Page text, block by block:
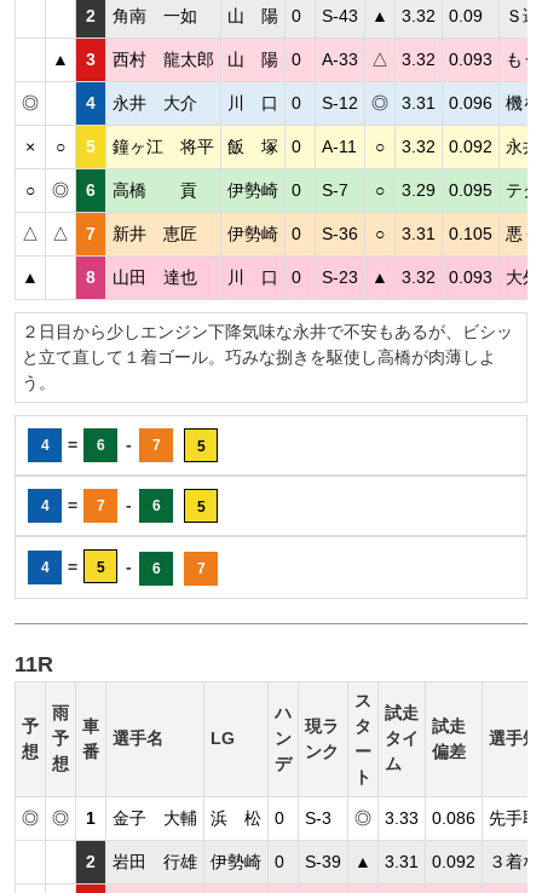
2 角南 一如 山 陽 0 S-43 ▲ 3.32 0.09 Ｓ
▲ 3 西村 龍太郎 山 陽 0 A-33 △ 3.32 0.093 も
◎ 4 永井 大介 川 口 0 S-12 ◎ 3.31 0.096 機
× ○ 5 鐘ヶ江 将平 飯 塚 0 A-11 ○ 3.32 0.092 永
○ ◎ 6 高橋 貢 伊勢崎 0 S-7 ○ 3.29 0.095 テ
△ △ 7 新井 恵匠 伊勢崎 0 S-36 ○ 3.31 0.105 悪
▲ 8 山田 達也 川 口 0 S-23 ▲ 3.32 0.093 大
２日目から少しエンジン下降気味な永井で不安もあるが、ビシッ
と立て直して１着ゴール。巧みな捌きを駆使し高橋が肉薄しよ
う。
4 = 6 - 7 5
4 = 7 - 6 5
4 = 5 - 6 7
11R
予
想
雨
予
想
車
番
選手名 LG
ハ
ン
デ
現ラ
ンク
ス
タ
ー
ト
試走
タイ
ム
試走
偏差
選手
◎ ◎ 1 金子 大輔 浜 松 0 S-3 ◎ 3.33 0.086 先手
2 岩田 行雄 伊勢崎 0 S-39 ▲ 3.31 0.092 ３着